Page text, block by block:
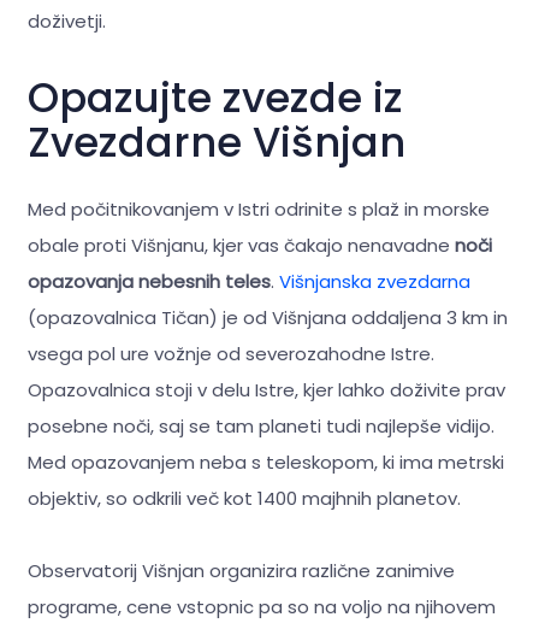
doživetji.
Opazujte zvezde iz
Zvezdarne Višnjan
Med počitnikovanjem v Istri odrinite s plaž in morske
obale proti Višnjanu, kjer vas čakajo nenavadne noči
opazovanja nebesnih teles. Višnjanska zvezdarna
(opazovalnica Tičan) je od Višnjana oddaljena 3 km in
vsega pol ure vožnje od severozahodne Istre.
Opazovalnica stoji v delu Istre, kjer lahko doživite prav
posebne noči, saj se tam planeti tudi najlepše vidijo.
Med opazovanjem neba s teleskopom, ki ima metrski
objektiv, so odkrili več kot 1400 majhnih planetov.
Observatorij Višnjan organizira različne zanimive
programe, cene vstopnic pa so na voljo na njihovem